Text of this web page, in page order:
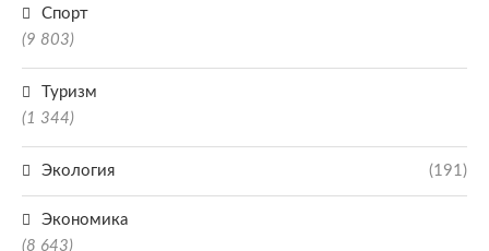
Спорт
(9 803)
Туризм
(1 344)
Экология (191)
Экономика
(8 643)